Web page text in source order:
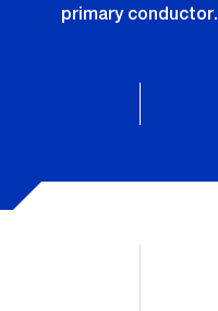
primary conductor.